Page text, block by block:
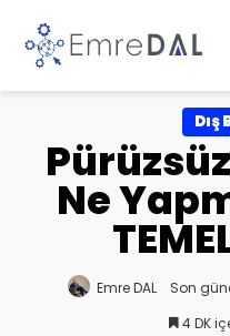
Dış
Ne
Emre DAL Son
4 DK